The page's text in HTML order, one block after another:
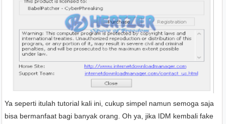
Ya seperti itulah tutorial kali ini, cukup simpel namun semoga saja
bisa bermanfaat bagi banyak orang. Oh ya, jika IDM kembali fake